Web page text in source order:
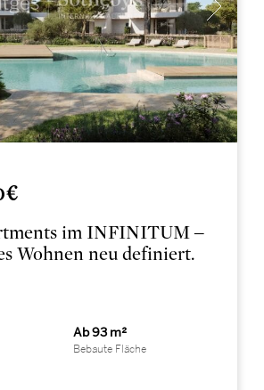
€
im INFINITUM –
Wohnen neu definiert.
Ab 93 m²
Bebaute Fläche